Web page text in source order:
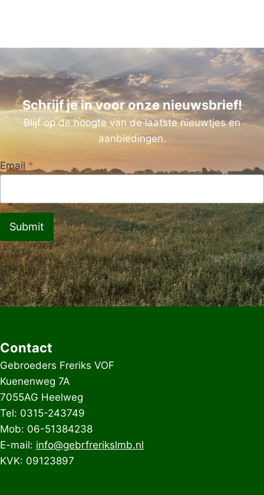
Schrijf je in voor onze nieuwsbrief!
Blijf op de hoogte van de laatste nieuwtjes en
aanbiedingen.
Email *
Submit
Contact
Gebroeders Freriks VOF
Kuenenweg 7A
7055AG Heelweg
Tel: 0315-243749
Mob: 06-51384238
E-mail: info@gebrfrerikslmb.nl
KVK: 09123897